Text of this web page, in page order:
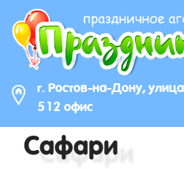
г. Ростов-на-Дону,
512 офис
Сафари